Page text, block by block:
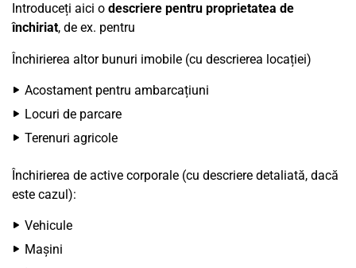
Introduceți aici o descriere pentru proprietatea de
închiriat, de ex. pentru
Închirierea altor bunuri imobile (cu descrierea locației)
Acostament pentru ambarcațiuni
Locuri de parcare
Terenuri agricole
Închirierea de active corporale (cu descriere detaliată, dacă
este cazul):
Vehicule
Mașini